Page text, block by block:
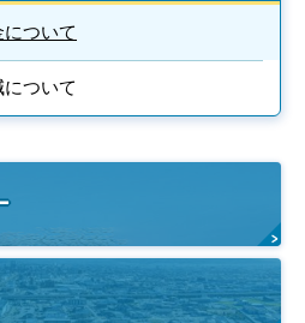
ついて
ついて